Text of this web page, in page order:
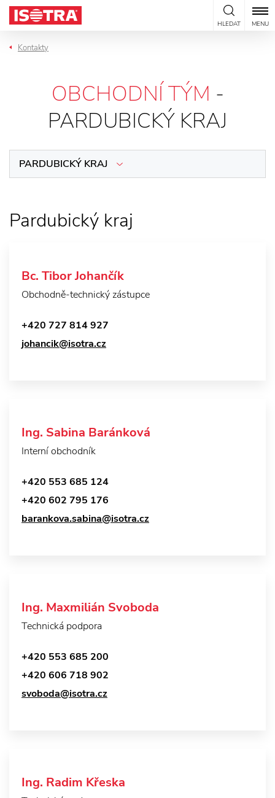
Přeskočit na obsah
HLEDAT MENU
Kontakty
OBCHODNÍ TÝM -
PARDUBICKÝ KRAJ
PARDUBICKÝ KRAJ
Pardubický kraj
Bc. Tibor Johančík
Obchodně-technický zástupce
+420 727 814 927
johancik@isotra.cz
Ing. Sabina Baránková
Interní obchodník
+420 553 685 124
+420 602 795 176
barankova.sabina@isotra.cz
Ing. Maxmilián Svoboda
Technická podpora
+420 553 685 200
+420 606 718 902
svoboda@isotra.cz
Ing. Radim Křeska